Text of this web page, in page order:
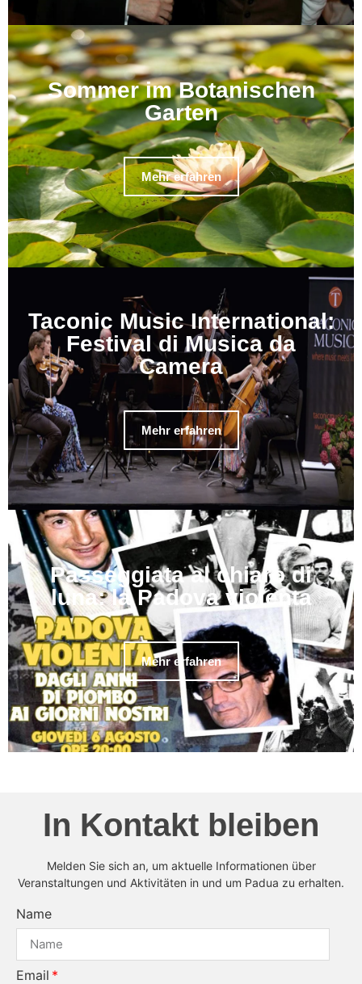
Sommer im Botanischen
Garten
Mehr erfahren
Taconic Music International:
Festival di Musica da
Camera
Mehr erfahren
Passeggiata al chiaro di
luna: la Padova violenta
Mehr erfahren
In Kontakt bleiben
Melden Sie sich an, um aktuelle Informationen über
Veranstaltungen und Aktivitäten in und um Padua zu erhalten.
Name
Email